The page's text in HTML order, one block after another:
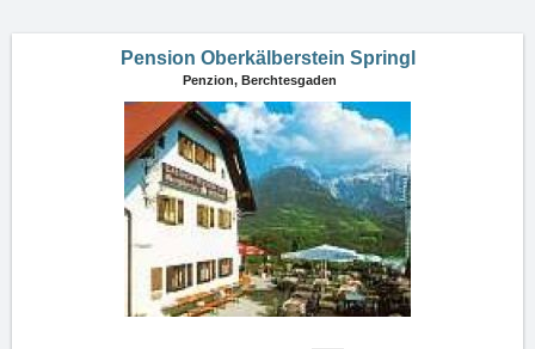
Pension Oberkälberstein Springl
Penzion, Berchtesgaden